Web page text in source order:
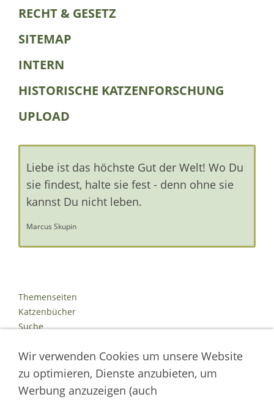
RECHT & GESETZ
SITEMAP
INTERN
HISTORISCHE KATZENFORSCHUNG
UPLOAD
Liebe ist das höchste Gut der Welt! Wo Du
sie findest, halte sie fest - denn ohne sie
kannst Du nicht leben.
Marcus Skupin
Themenseiten
Katzenbücher
Suche
Impressum
Datenschutz
Cookies
Wir verwenden Cookies um unsere Website
zu optimieren, Dienste anzubieten, um
Werbung anzuzeigen (auch